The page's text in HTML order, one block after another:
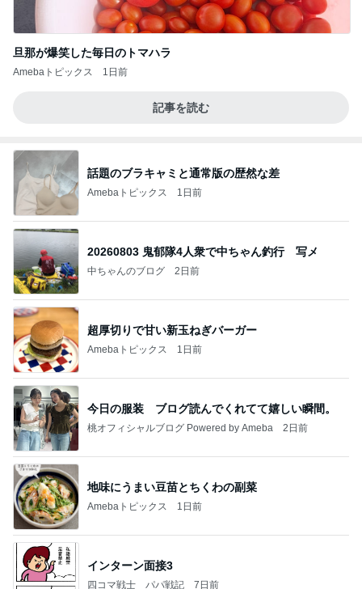
旦那が爆笑した毎日のトマハラ
Amebaトピックス 1日前
記事を読む
話題のブラキャミと通常版の歴然な差
Amebaトピックス 1日前
20260803 鬼郁隊4人衆で中ちゃん釣行 写メ
中ちゃんのブログ 2日前
超厚切りで甘い新玉ねぎバーガー
Amebaトピックス 1日前
今日の服装 ブログ読んでくれてて嬉しい瞬間。
桃オフィシャルブログ Powered by Ameba 2日前
地味にうまい豆苗とちくわの副菜
Amebaトピックス 1日前
インターン面接3
四コマ戦士 パパ戦記 7日前